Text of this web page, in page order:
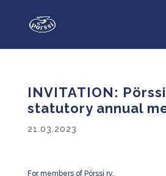
INVITATION: Pörssi
statutory annual
21.03.2023
For members of Pörssi ry,